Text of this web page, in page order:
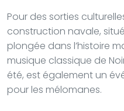
Pour des sorties
construction navale,
plongée dans l’histoire
musique classique de
été, est également un
pour les mélomanes.